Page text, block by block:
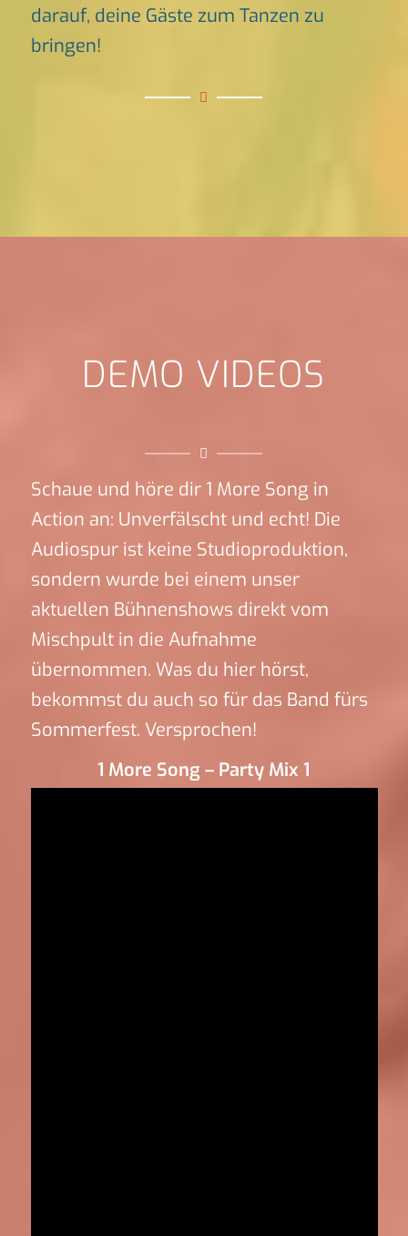
darauf, deine Gäste zum Tanzen zu
bringen!
DEMO VIDEOS
Schaue und höre dir 1 More Song in
Action an: Unverfälscht und echt! Die
Audiospur ist keine Studioproduktion,
sondern wurde bei einem unser
aktuellen Bühnenshows direkt vom
Mischpult in die Aufnahme
übernommen. Was du hier hörst,
bekommst du auch so für das Band fürs
Sommerfest. Versprochen!
1 More Song – Party Mix 1